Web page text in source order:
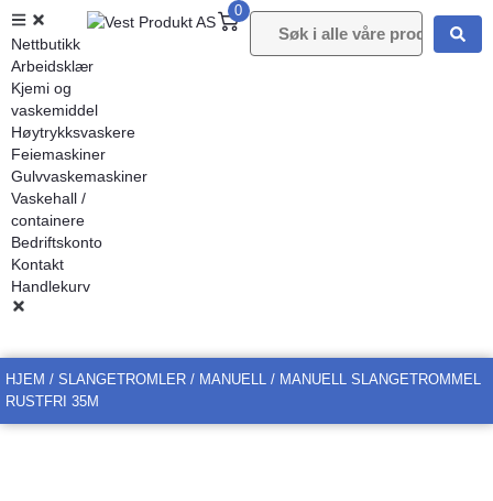
0
Nettbutikk
Arbeidsklær
Kjemi og
vaskemiddel
Høytrykksvaskere
Feiemaskiner
Gulvvaskemaskiner
Vaskehall /
containere
Bedriftskonto
Kontakt
Handlekurv
HJEM / SLANGETROMLER / MANUELL / MANUELL SLANGETROMMEL
RUSTFRI 35M